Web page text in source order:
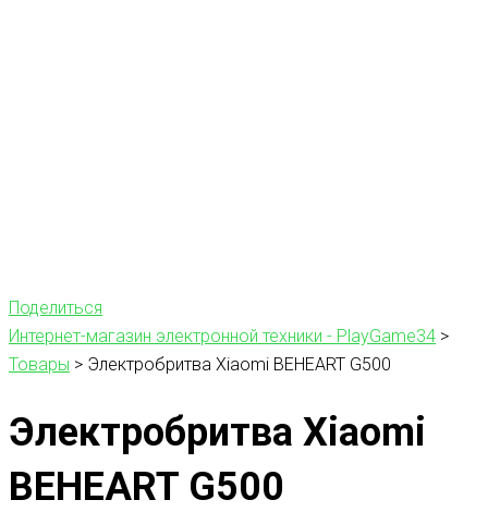
Поделиться
Интернет-магазин электронной техники - PlayGame34 >
Товары > Электробритва Xiaomi BEHEART G500
Электробритва Xiaomi
BEHEART G500